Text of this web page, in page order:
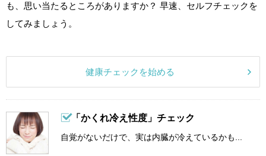
も、思い当たるところがありますか？ 早速、セルフチェックを
してみましょう。
健康チェックを始める
「かくれ冷え性度」チェック
自覚がないだけで、実は内臓が冷えているかも...